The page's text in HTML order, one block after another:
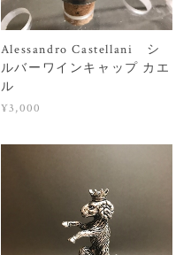
Alessandro Castellani シ
ルバーワインキャップ カエ
ル
¥3,000